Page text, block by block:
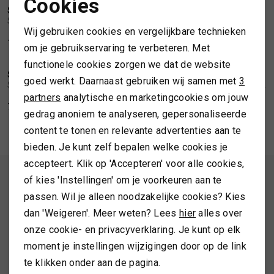
SPORTKLEDING
TASSEN
TOPS EN SHIRTS
TRUIEN
/2
SWING
129,99 139,99
/2
SWING
Swing Satin top with waterfall neckline
79,99
1 /2
SWING
Swing Midi dress made of datin with draping
ALTIJD ALS EERSTE OP DE HOOGTE ZIJN?
Schrijf je in en ontvang 10% korting op je 1e bestelling
AANMELDEN
Noodzakelijke cookies
Analytische cookies
Marketing cookies
Cookies
Wij gebruiken cookies en vergelijkbare technieken
om je gebruikservaring te verbeteren. Met
functionele cookies zorgen we dat de website
goed werkt. Daarnaast gebruiken wij samen met 3
partners analytische en marketingcookies om jouw
gedrag anoniem te analyseren, gepersonaliseerde
content te tonen en relevante advertenties aan te
bieden. Je kunt zelf bepalen welke cookies je
accepteert. Klik op 'Accepteren' voor alle cookies,
of kies 'Instellingen' om je voorkeuren aan te
passen. Wil je alleen noodzakelijke cookies? Kies
dan 'Weigeren'. Meer weten? Lees hier alles over
onze cookie- en privacyverklaring. Je kunt op elk
moment je instellingen wijzigingen door op de link
te klikken onder aan de pagina.